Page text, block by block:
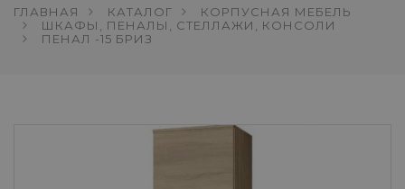
ГЛАВНАЯ КАТАЛОГ
КОРПУСНАЯ МЕБЕЛЬ
ШКАФЫ, ПЕНАЛЫ, СТЕЛЛАЖИ, КОНСОЛИ
ПЕНАЛ -15 БРИЗ